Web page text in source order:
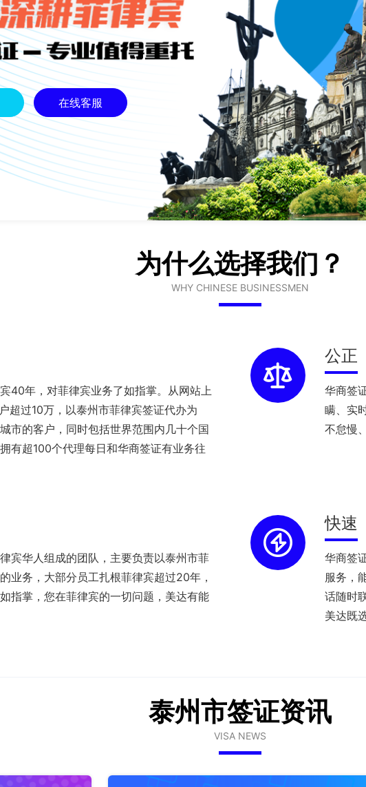
在线客服
为什么选择我们？
WHY CHINESE BUSINESSMEN
40年，对菲律宾业务了如指掌。从网站上
超过10万，以泰州市菲律宾签证代办为
市的客户，同时包括世界范围内几十个国
有超100个代理每日和华商签证有业务往
公正
华商签
瞒、实
不怠慢
宾华人组成的团队，主要负责以泰州市菲
业务，大部分员工扎根菲律宾超过20年，
指掌，您在菲律宾的一切问题，美达有能
快速
华商签
服务，
话随时
美达既
泰州市签证资讯
VISA NEWS